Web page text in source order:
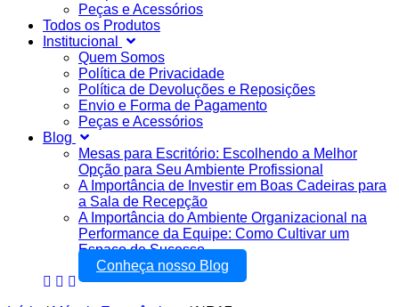
Peças e Acessórios
Todos os Produtos
Institucional
Quem Somos
Política de Privacidade
Política de Devoluções e Reposições
Envio e Forma de Pagamento
Peças e Acessórios
Blog
Mesas para Escritório: Escolhendo a Melhor
Opção para Seu Ambiente Profissional
A Importância de Investir em Boas Cadeiras para
a Sala de Recepção
A Importância do Ambiente Organizacional na
Performance da Equipe: Como Cultivar um
Espaço de Sucesso
Conheça nosso Blog